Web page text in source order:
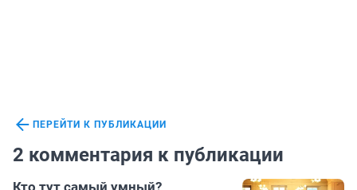
ПЕРЕЙТИ К ПУБЛИКАЦИИ
2 комментария к публикации